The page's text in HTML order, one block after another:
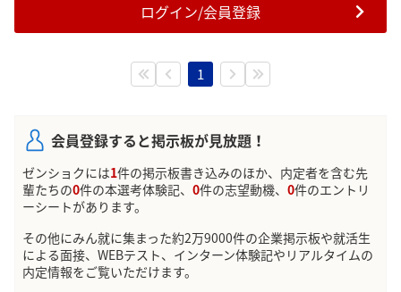
ログイン/会員登録
1
会員登録すると掲示板が見放題！
ゼンショクには1件の掲示板書き込みのほか、内定者を含む先
輩たちの0件の本選考体験記、 0件の志望動機、 0件のエントリ
ーシートがあります。
その他にみん就に集まった約2万9000件の企業掲示板や就活生
による面接、WEBテスト、インターン体験記やリアルタイムの
内定情報をご覧いただけます。